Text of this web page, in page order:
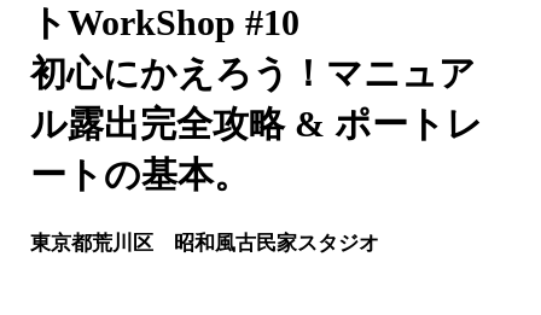
トWorkShop #10
初心にかえろう！マニュア
ル露出完全攻略 & ポートレ
ートの基本。
東京都荒川区 昭和風古民家スタジオ